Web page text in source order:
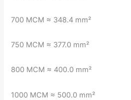
700 MCM ≈ 348.4 mm²
750 MCM ≈ 377.0 mm²
800 MCM ≈ 400.0 mm²
1000 MCM ≈ 500.0 mm²